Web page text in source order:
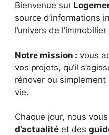
Bienvenue sur
source d’informations
l’univers de
Notre mission : vous
vos projets, qu’il
rénover ou
vie.
Chaque jour, nous
d’actualité et des